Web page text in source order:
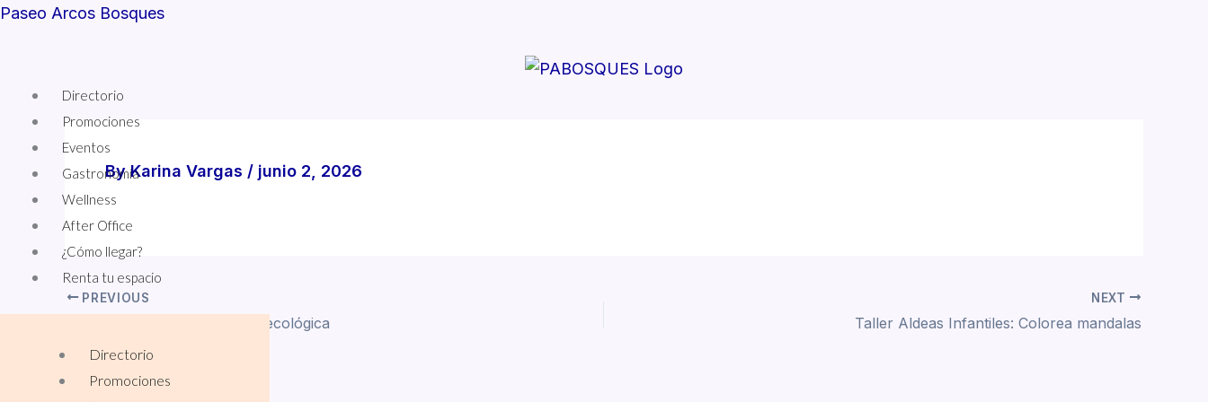
Skip
Paseo Arcos Bosques
Directorio
Promociones
Eventos
Gastronomía
Wellness
After Office
¿Cómo llegar?
Renta tu espacio
Directorio
Promociones
ByKarina Vargas / junio 2, 2026
PREVIOUS
Taller Greenpeace: Plastilina ecológica
NEXT
Taller Aldeas Infantiles: Colorea mandalas